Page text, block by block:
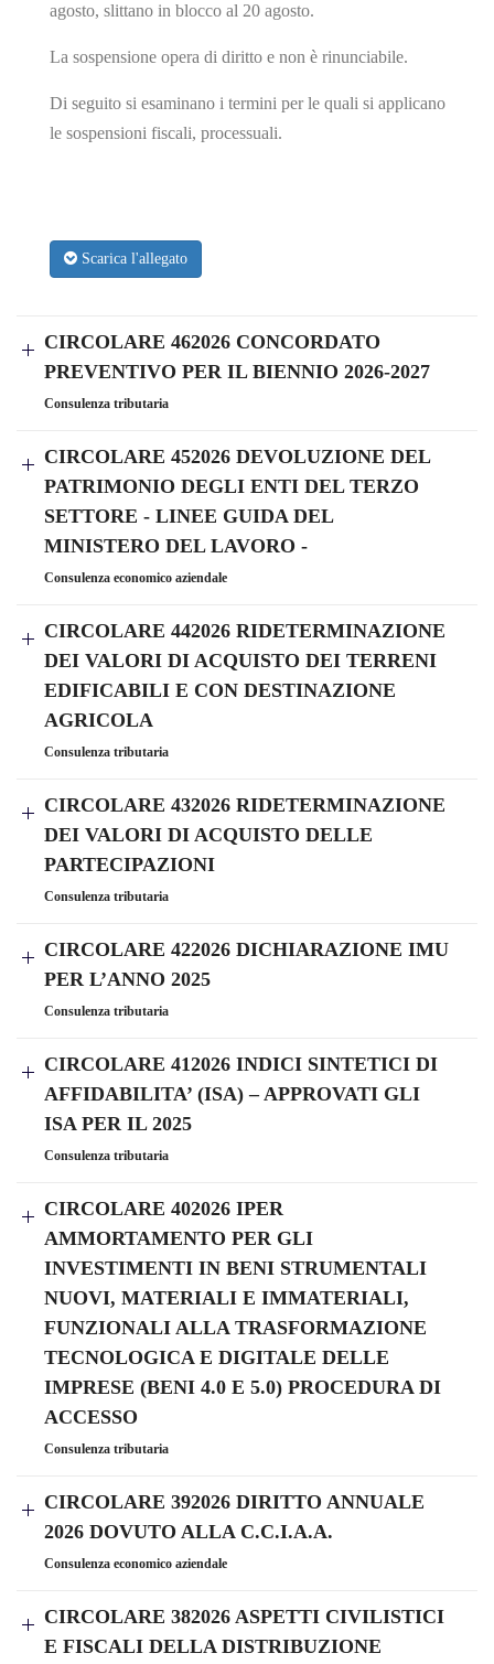
agosto, slittano in blocco al 20 agosto.
La sospensione opera di diritto e non è rinunciabile.
Di seguito si esaminano i termini per le quali si applicano
le sospensioni fiscali, processuali.
Scarica l'allegato
CIRCOLARE 462026 CONCORDATO
PREVENTIVO PER IL BIENNIO 2026-2027
Consulenza tributaria
CIRCOLARE 452026 DEVOLUZIONE DEL
PATRIMONIO DEGLI ENTI DEL TERZO
SETTORE - LINEE GUIDA DEL
MINISTERO DEL LAVORO -
Consulenza economico aziendale
CIRCOLARE 442026 RIDETERMINAZIONE
DEI VALORI DI ACQUISTO DEI TERRENI
EDIFICABILI E CON DESTINAZIONE
AGRICOLA
Consulenza tributaria
CIRCOLARE 432026 RIDETERMINAZIONE
DEI VALORI DI ACQUISTO DELLE
PARTECIPAZIONI
Consulenza tributaria
CIRCOLARE 422026 DICHIARAZIONE IMU
PER L’ANNO 2025
Consulenza tributaria
CIRCOLARE 412026 INDICI SINTETICI DI
AFFIDABILITA’ (ISA) – APPROVATI GLI
ISA PER IL 2025
Consulenza tributaria
CIRCOLARE 402026 IPER
AMMORTAMENTO PER GLI
INVESTIMENTI IN BENI STRUMENTALI
NUOVI, MATERIALI E IMMATERIALI,
FUNZIONALI ALLA TRASFORMAZIONE
TECNOLOGICA E DIGITALE DELLE
IMPRESE (BENI 4.0 E 5.0) PROCEDURA DI
ACCESSO
Consulenza tributaria
CIRCOLARE 392026 DIRITTO ANNUALE
2026 DOVUTO ALLA C.C.I.A.A.
Consulenza economico aziendale
CIRCOLARE 382026 ASPETTI CIVILISTICI
E FISCALI DELLA DISTRIBUZIONE